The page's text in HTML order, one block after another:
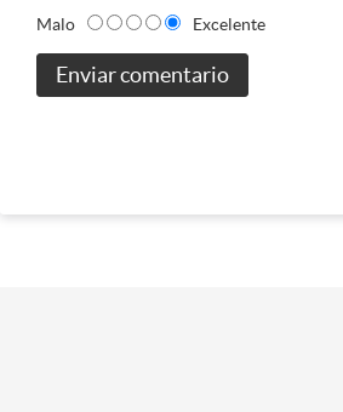
Malo
Excelente
Enviar comentario